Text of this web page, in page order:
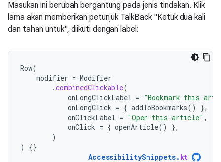
Masukan ini berubah bergantung pada jenis tindakan. Klik
lama akan memberikan petunjuk TalkBack "Ketuk dua kali
dan tahan untuk", diikuti dengan label:
Row(
modifier = Modifier
.combinedClickable(
onLongClickLabel = "Bookmark this
onLongClick = { addToBookmarks()
},
onClickLabel = "Open this article" ,
onClick = { openArticle()
},
)
)
{}
AccessibilitySnippets. kt